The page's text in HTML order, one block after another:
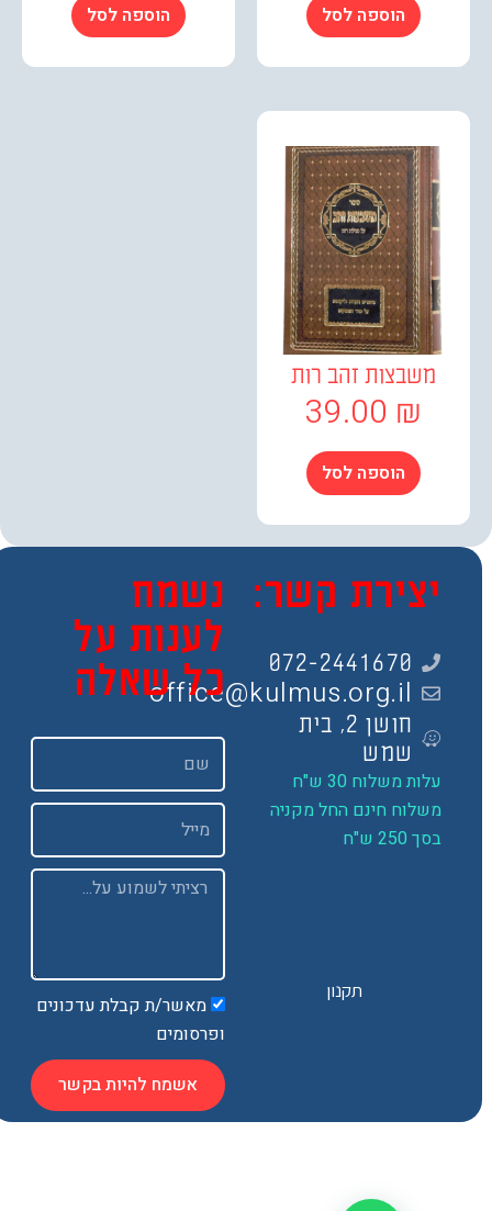
הוספה לסל הוספה לסל
משבצות זהב רות
39.00
הוספה לסל
קשר:
072-2441670
office@kulmus.org.il
חושן 2, בית
שמש
משלוח 30 ש"ח
חינם החל מקניה
נשמח
לענות על
כל שאלה
Email
Message
מאשר/ת קבלת עדכונים
ופרסומים
אשמח להיות בקשר